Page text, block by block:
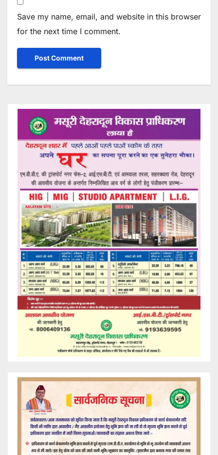
Save my name, email, and website in this browser
for the next time I comment.